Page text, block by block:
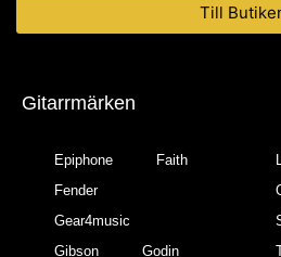
Till
Gitarrmärken
Epiphone
Faith
Fender
Gear4music
Gibson
Godin